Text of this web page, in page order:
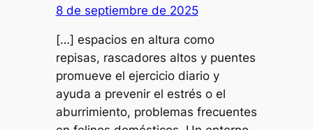
8 de septiembre de 2025
[…] espacios en altura como
repisas, rascadores altos y puentes
promueve el ejercicio diario y
ayuda a prevenir el estrés o el
aburrimiento, problemas frecuentes